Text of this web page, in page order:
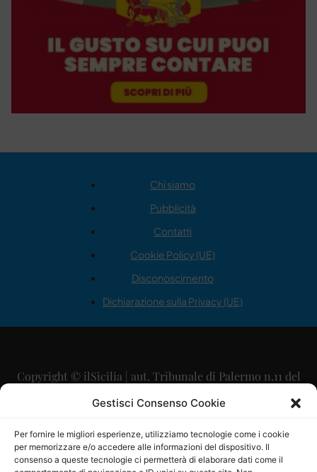
Gestisci Consenso Cookie
Per fornire le migliori esperienze, utilizziamo tecnologie come i cookie
per memorizzare e/o accedere alle informazioni del dispositivo. Il
consenso a queste tecnologie ci permetterà di elaborare dati come il
Chi siamo
Pubblicità
Contatti
Cookie Policy (UE)
Disconoscimento
Dichiarazione sulla Privacy (UE)
Copyright © ilSicilia | aut. Tribunale di Palermo n.11 del
29/09/2015
Direttore Editoriale: Maurizio Scaglione